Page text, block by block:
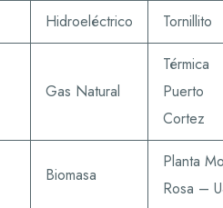
Hidroeléctrico Tornillito
Gas Natural
Térmica
Puerto
Cortez
Biomasa
Planta
Rosa –